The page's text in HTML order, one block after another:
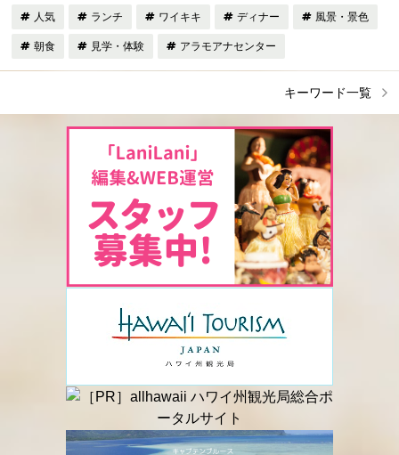
人気 ランチ ワイキキ ディナー 風景・景色
朝食 見学・体験 アラモアナセンター
キーワード一覧